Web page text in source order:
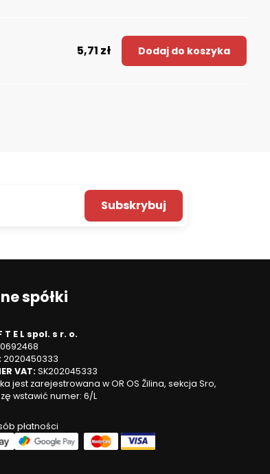
5,71 zł Dodaj do koszyka
Subskrybuj
spółki
T E L spol. s r. o.
2020450333
VAT: SK202045333
jest zarejestrowana w OR OS Žilina, sekcja Sro,
wstawić numer: 6/L
płatności